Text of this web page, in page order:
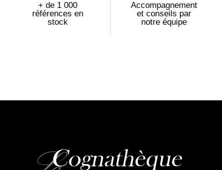
+ de 1 000
références en
stock
Accompagnement
et conseils par
notre équipe